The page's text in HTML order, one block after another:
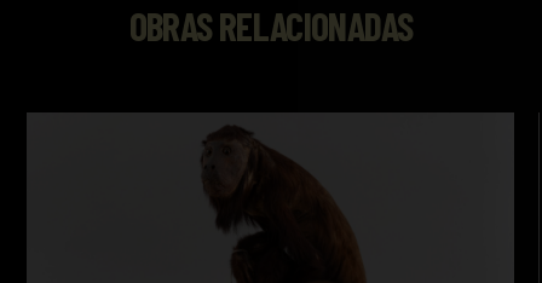
OBRAS RELACIONADAS